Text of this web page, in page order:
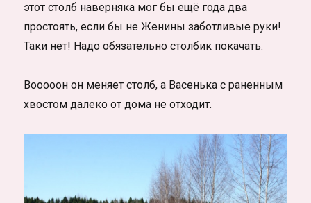
этот столб наверняка мог бы ещё года два
простоять, если бы не Женины заботливые руки!
Таки нет! Надо обязательно столбик покачать.
Вооооон он меняет столб, а Васенька с раненным
хвостом далеко от дома не отходит.